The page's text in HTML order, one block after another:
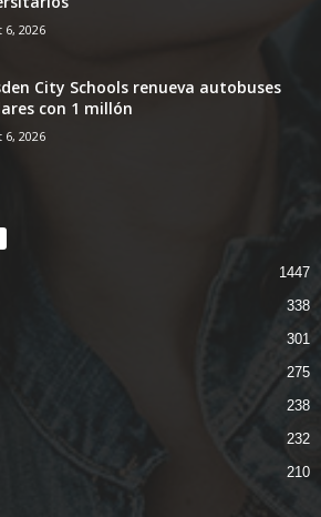
6, 2026
City Schools renueva autobuses
con 1 millón
6, 2026
1447
338
301
275
238
232
210